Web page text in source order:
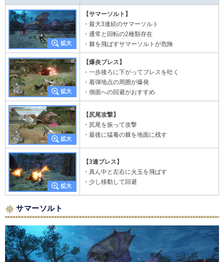
【サマーソルト】
・最大3連続のサマーソルト
・通常と回転の2種類存在
・棘を飛ばすサマーソルトが危険
【爆炎ブレス】
・一步後ろに下がってブレスを吐く
・着弾地点の周囲が爆発
・側面への回避がおすすめ
【尻尾攻撃】
・尻尾を振って攻撃
・最後に猛毒の棘を地面に残す
【3連ブレス】
・真ん中と左右に火玉を飛ばす
・少し移動して回避
サマーソルト